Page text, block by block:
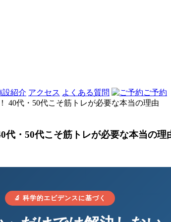
設紹介 アクセス よくある質問
ご予約
40代・50代こそ筋トレが必要な本当の理由
代・50代こそ筋トレが必要な本当の理
🔬 科学的エビデンスに基づく